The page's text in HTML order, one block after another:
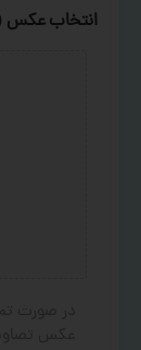
انتخاب عکس